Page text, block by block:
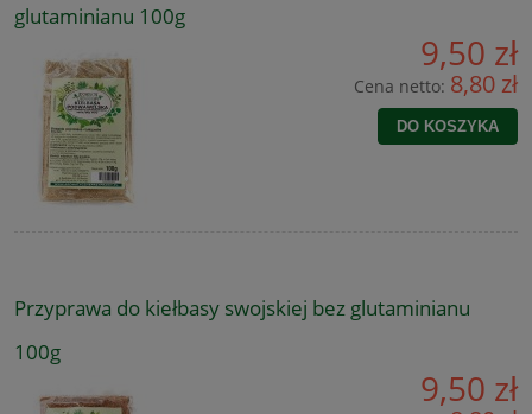
glutaminianu 100g
9,50 zł
Cena netto: 8,80 zł
DO KOSZYKA
Przyprawa do kiełbasy swojskiej bez glutaminianu
100g
9,50 zł